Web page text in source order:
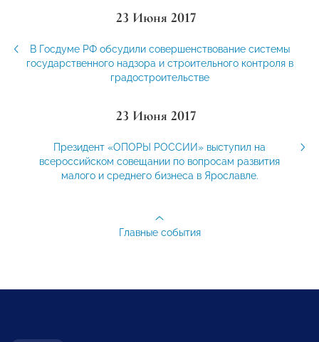
23 Июня 2017
В Госдуме РФ обсудили совершенствование системы
государственного надзора и строительного контроля в
градостроительстве
23 Июня 2017
Президент «ОПОРЫ РОССИИ» выступил на
всероссийском совещании по вопросам развития
малого и среднего бизнеса в Ярославле.
Главные события